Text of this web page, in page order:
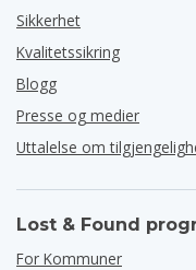
Sikkerhet
Kvalitetssikring
Blogg
Presse og medier
Uttalelse om
Lost & Found
For Kommuner